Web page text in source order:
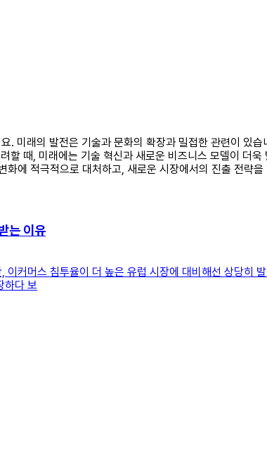
. 미래의 발전은 기술과 문화의 확장과 밀접한 관련이 있
할 때, 미래에는 기술 혁신과 새로운 비즈니스 모델이 더
화에 적극적으로 대처하고, 새로운 시장에서의 진출 전략
는 이유
이커머스 침투율이 더 높은 유럽 시장에 대비해선 상당히
하다 보